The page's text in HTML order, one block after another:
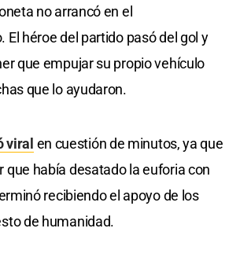
no arrancó en el
El héroe del partido pasó del gol y
que empujar su propio vehículo
que lo ayudaron.
viral en cuestión de minutos, ya que
que había desatado la euforia con
recibiendo el apoyo de los
de humanidad.